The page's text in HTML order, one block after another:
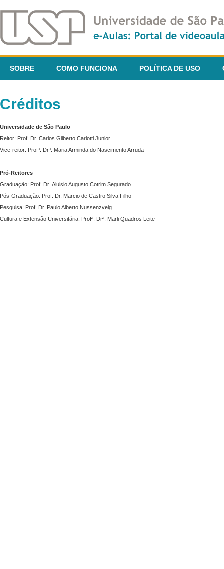
SOBRE COMO FUNCIONA POLÍTICA DE USO
Créditos
Universidade de São Paulo
Reitor: Prof. Dr. Carlos Gilberto Carlotti Junior
Vice-reitor: Profª. Drª. Maria Arminda do Nascimento Arruda
Pró-Reitores
Graduação: Prof. Dr. Aluisio Augusto Cotrim Segurado
Pós-Graduação: Prof. Dr. Marcio de Castro Silva Filho
Pesquisa: Prof. Dr. Paulo Alberto Nussenzveig
Cultura e Extensão Universitária: Profª. Drª. Marli Quadros Leite